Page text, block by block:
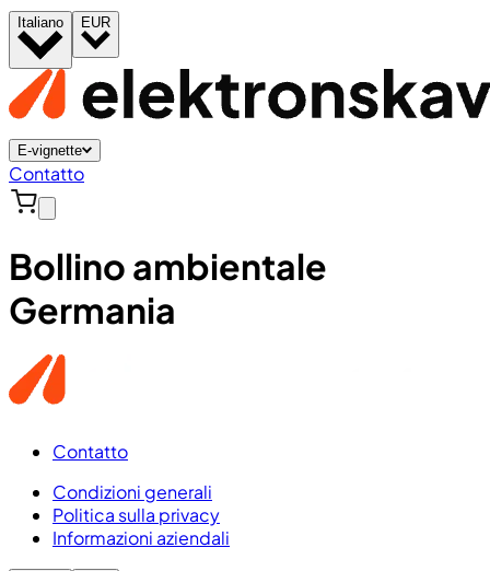
Italiano EUR
E-vignette
Contatto
Bollino ambientale
Germania
Contatto
Condizioni generali
Politica sulla privacy
Informazioni aziendali